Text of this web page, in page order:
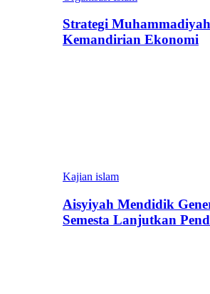
Strategi
Kemandirian Ekonomi
Kajian islam
Aisyiyah Mendidik
Semesta Lanjutkan